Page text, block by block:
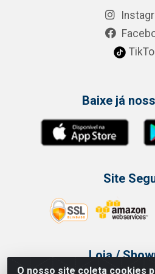
O nosso site coleta cookies
Baixe já
Site
Loja /